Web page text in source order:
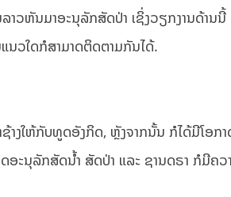
ວຫັນມາອະນຸລັກສັດປ່າ ເຊິ່ງວຽກງານດ້ານນີ້
ນວໃດກໍສາມາດຕິດຕາມກັນໄດ້.
າງໃຫ້ກັບທູດອັງກິດ, ຫຼັງຈາກນັ້ນ ກໍໄດ້ມີໂອກ
ອະນຸລັກສັດນ້ຳ ສັດປ່າ ແລະ ຊານດຣາ ກໍມີຄ